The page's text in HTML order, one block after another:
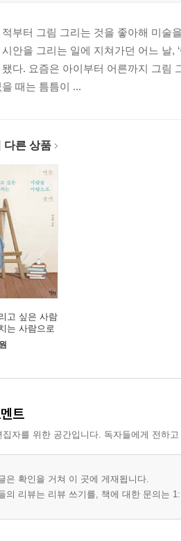
적부터 그림 그리는 것을 좋아해 미술
안을 그리는 일에 지쳐가던 어느 날,
다. 요즘은 아이부터 어른까지 그림
때는 틈틈이 ...
다른 상품
고 싶은 사람
는 사람으로
자도서)
원
트
집자를 위한 공간입니다. 독자들에게 전하
은 확인을 거쳐 이 곳에 게재됩니다.
의 리뷰는 리뷰 쓰기를, 책에 대한 문의는